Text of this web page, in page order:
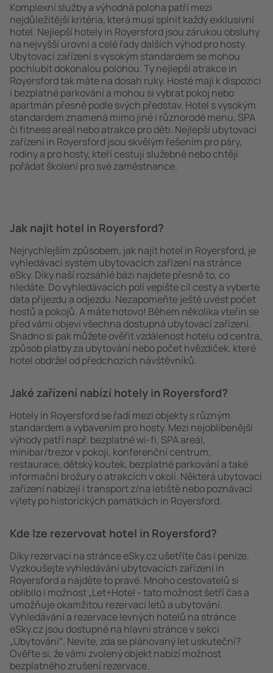
Komplexní služby a výhodná poloha patří mezi
nejdůležitější kritéria, která musí splnit každý exklusivní
hotel. Nejlepší hotely in Royersford jsou zárukou obsluhy
na nejvyšší úrovni a celé řady dalších výhod pro hosty.
Ubytovací zařízení s vysokým standardem se mohou
pochlubit dokonalou polohou. Ty nejlepší atrakce in
Royersford tak máte na dosah ruky. Hosté mají k dispozici
i bezplatné parkování a mohou si vybrat pokoj nebo
apartmán přesně podle svých představ. Hotel s vysokým
standardem znamená mimo jiné i různorodé menu, SPA
či fitness areál nebo atrakce pro děti. Nejlepší ubytovací
zařízení in Royersford jsou skvělým řešením pro páry,
rodiny a pro hosty, kteří cestují služebně nebo chtějí
pořádat školení pro své zaměstnance.
Jak najít hotel in Royersford?
Nejrychlejším způsobem, jak najít hotel in Royersford, je
vyhledávací systém ubytovacích zařízení na stránce
eSky. Díky naší rozsáhlé bázi najdete přesně to, co
hledáte. Do vyhledávacích polí vepište cíl cesty a vyberte
data příjezdu a odjezdu. Nezapomeňte ještě uvést počet
hostů a pokojů. A máte hotovo! Během několika vteřin se
před vámi objeví všechna dostupná ubytovací zařízení.
Snadno si pak můžete ověřit vzdálenost hotelu od centra,
způsob platby za ubytování nebo počet hvězdiček, které
hotel obdržel od předchozích návštěvníků.
Jaké zařízení nabízí hotely in Royersford?
Hotely in Royersford se řadí mezi objekty s různým
standardem a vybavením pro hosty. Mezi nejoblíbenější
výhody patří např. bezplatné wi-fi, SPA areál,
minibar/trezor v pokoji, konferenční centrum,
restaurace, dětský koutek, bezplatné parkování a také
informační brožury o atrakcích v okolí. Některá ubytovací
zařízení nabízejí i transport z/na letiště nebo poznávací
výlety po historických památkách in Royersford.
Kde lze rezervovat hotel in Royersford?
Díky rezervaci na stránce eSky.cz ušetříte čas i peníze.
Vyzkoušejte vyhledávání ubytovacích zařízení in
Royersford a najděte to pravé. Mnoho cestovatelů si
oblíbilo i možnost „Let+Hotel - tato možnost šetří čas a
umožňuje okamžitou rezervaci letů a ubytování.
Vyhledávání a rezervace levných hotelů na stránce
eSky.cz jsou dostupné na hlavní stránce v sekci
„Ubytování“. Nevíte, zda se plánovaný let uskuteční?
Ověřte si, že vámi zvolený objekt nabízí možnost
bezplatného zrušení rezervace.